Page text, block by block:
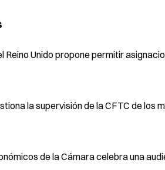
Reino Unido propone permitir
la supervisión de la CFTC de los
de la Cámara celebra una